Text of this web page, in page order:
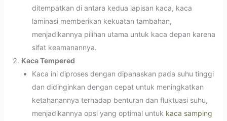
ditempatkan di antara kedua lapisan kaca, kaca
laminasi memberikan kekuatan tambahan,
menjadikannya pilihan utama untuk kaca depan karena
sifat keamanannya.
Kaca Tempered
Kaca ini diproses dengan dipanaskan pada suhu tinggi
dan didinginkan dengan cepat untuk meningkatkan
ketahanannya terhadap benturan dan fluktuasi suhu,
menjadikannya opsi yang optimal untuk kaca samping